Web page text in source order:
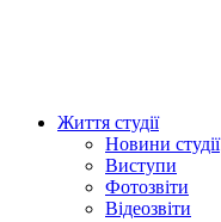
Життя студії
Новини студії
Виступи
Фотозвіти
Відеозвіти